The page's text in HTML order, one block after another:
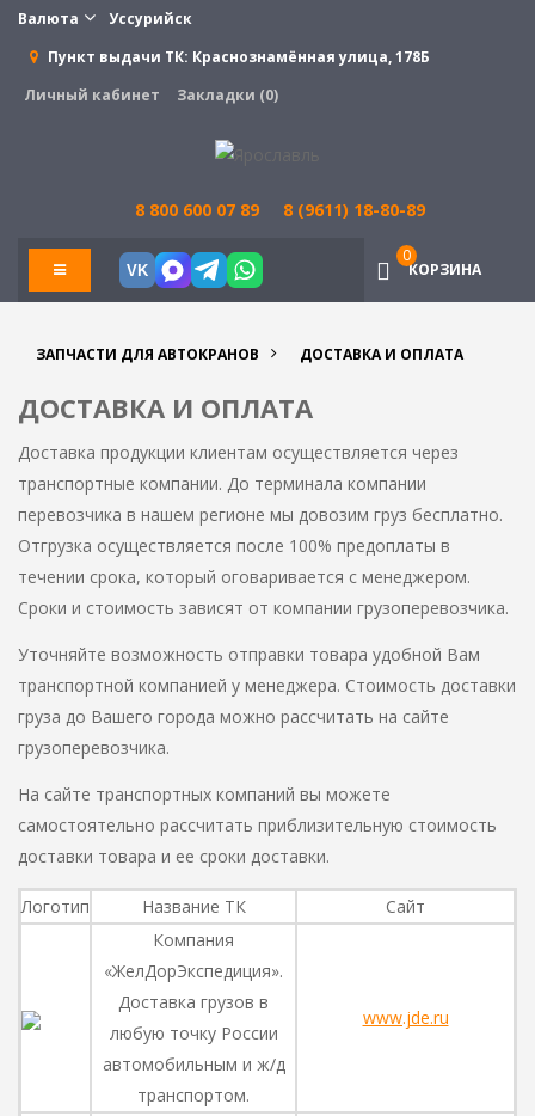
Валюта
Уссурийск
Пункт выдачи ТК: Краснознамённая улица, 178Б
Личный кабинет
Закладки (0)
8 800 600 07 89 8 (9611) 18-80-89
VK КОРЗИНА
0
ЗАПЧАСТИ ДЛЯ АВТОКРАНОВ ДОСТАВКА И ОПЛАТА
ДОСТАВКА И ОПЛАТА
Доставка продукции клиентам осуществляется через
транспортные компании. До терминала компании
перевозчика в нашем регионе мы довозим груз бесплатно.
Отгрузка осуществляется после 100% предоплаты в
течении срока, который оговаривается с менеджером.
Сроки и стоимость зависят от компании грузоперевозчика.
Уточняйте возможность отправки товара удобной Вам
транспортной компанией у менеджера. Стоимость доставки
груза до Вашего города можно рассчитать на сайте
грузоперевозчика.
На сайте транспортных компаний вы можете
самостоятельно рассчитать приблизительную стоимость
доставки товара и ее сроки доставки.
Логотип Название ТК
Сайт
Компания
«ЖелДорЭкспедиция».
Доставка грузов в
любую точку России
автомобильным и ж/д
транспортом.
www.jde.ru